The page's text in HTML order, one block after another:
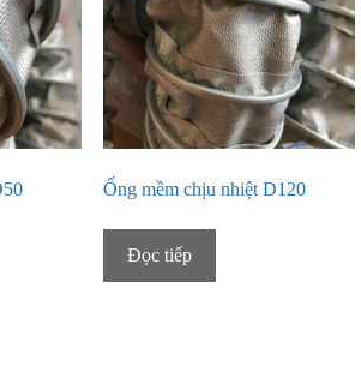
Ống mềm chịu nhiệt D120
Đọc tiếp